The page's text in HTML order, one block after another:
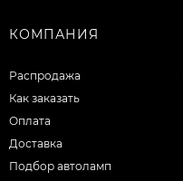
КОМПАНИЯ
Распродажа
Как заказать
Оплата
Доставка
Подбор автоламп